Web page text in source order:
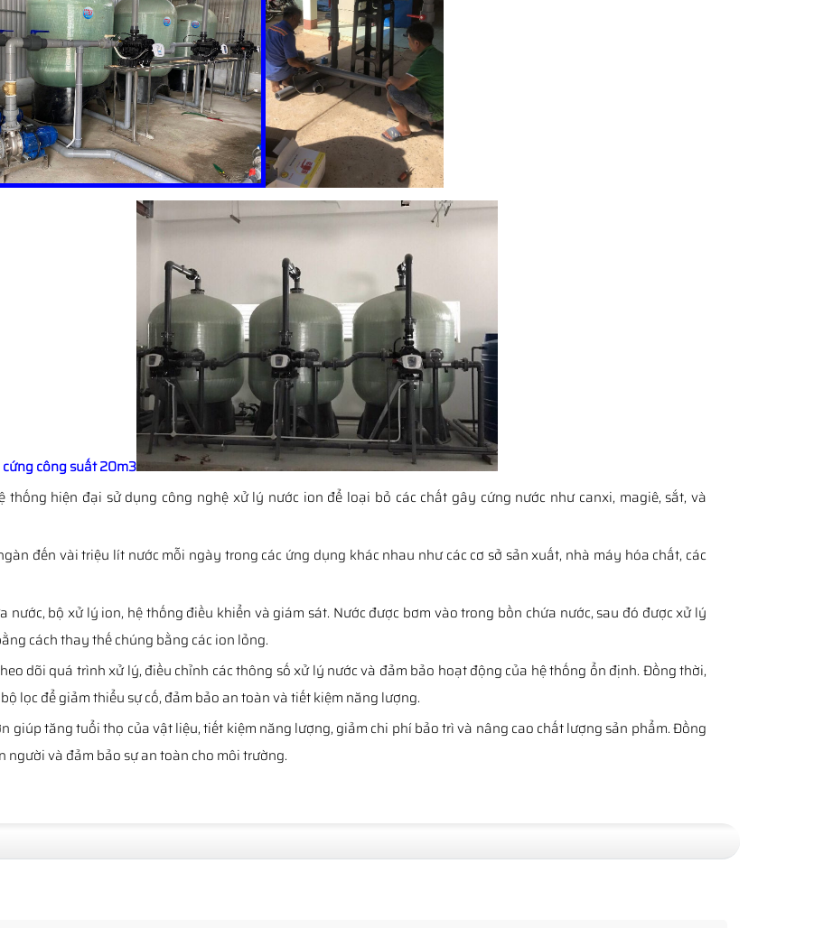
hiện đại sử dụng công nghệ xử lý nước ion để loại bỏ các chất gây cứng nước như canxi, magiê, sắt, và
đến vài triệu lít nước mỗi ngày trong các ứng dụng khác nhau như các cơ sở sản xuất, nhà máy hóa chất, các
nước, bộ xử lý ion, hệ thống điều khiển và giám sát. Nước được bơm vào trong bồn chứa nước, sau đó được xử lý
cách thay thế chúng bằng các ion lỏng.
dõi quá trình xử lý, điều chỉnh các thông số xử lý nước và đảm bảo hoạt động của hệ thống ổn định. Đồng thời,
lọc để giảm thiểu sự cố, đảm bảo an toàn và tiết kiệm năng lượng.
giúp tăng tuổi thọ của vật liệu, tiết kiệm năng lượng, giảm chi phí bảo trì và nâng cao chất lượng sản phẩm. Đồng
người và đảm bảo sự an toàn cho môi trường.